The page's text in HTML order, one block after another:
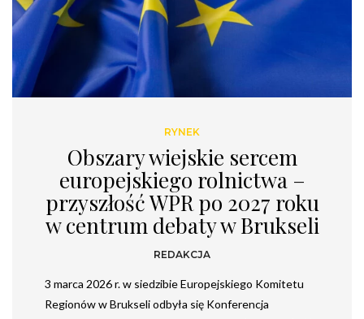
RYNEK
Obszary wiejskie sercem
europejskiego rolnictwa –
przyszłość WPR po 2027 roku
w centrum debaty w Brukseli
REDAKCJA
3 marca 2026 r. w siedzibie Europejskiego Komitetu
Regionów w Brukseli odbyła się Konferencja